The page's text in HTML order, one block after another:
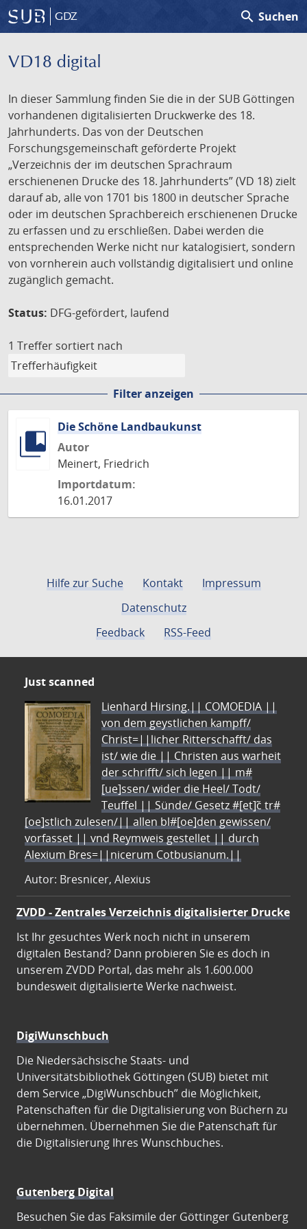
GDZ search Suchen
VD18 digital
In dieser Sammlung finden Sie die in der SUB Göttingen
vorhandenen digitalisierten Druckwerke des 18.
Jahrhunderts. Das von der Deutschen
Forschungsgemeinschaft geförderte Projekt
„Verzeichnis der im deutschen Sprachraum
erschienenen Drucke des 18. Jahrhunderts” (VD 18) zielt
darauf ab, alle von 1701 bis 1800 in deutscher Sprache
oder im deutschen Sprachbereich erschienenen Drucke
zu erfassen und zu erschließen. Dabei werden die
entsprechenden Werke nicht nur katalogisiert, sondern
von vornherein auch vollständig digitalisiert und online
zugänglich gemacht.
Status: DFG-gefördert, laufend
1 Treffer sortiert nach
Filter anzeigen
Die Schöne Landbaukunst
Autor
Meinert, Friedrich
Importdatum:
16.01.2017
Hilfe zur Suche Kontakt
Impressum
Datenschutz
Feedback
RSS-Feed
Just scanned
Lienhard Hirsing.|| COMOEDIA ||
von dem geystlichen kampff/
Christ=||licher Ritterschafft/ das
ist/ wie die || Christen aus warheit
der schrifft/ sich legen || m#
[ue]ssen/ wider die Heel/ Todt/
Teuffel || Sünde/ Gesetz #[et]c̃ tr#
[oe]stlich zulesen/|| allen bl#[oe]den gewissen/
vorfasset || vnd Reymweis gestellet || durch
Alexium Bres=||nicerum Cotbusianum.||
Autor: Bresnicer, Alexius
ZVDD - Zentrales Verzeichnis digitalisierter Drucke
Ist Ihr gesuchtes Werk noch nicht in unserem
digitalen Bestand? Dann probieren Sie es doch in
unserem ZVDD Portal, das mehr als 1.600.000
bundesweit digitalisierte Werke nachweist.
DigiWunschbuch
Die Niedersächsische Staats- und
Universitätsbibliothek Göttingen (SUB) bietet mit
dem Service „DigiWunschbuch” die Möglichkeit,
Patenschaften für die Digitalisierung von Büchern zu
übernehmen. Übernehmen Sie die Patenschaft für
die Digitalisierung Ihres Wunschbuches.
Gutenberg Digital
Besuchen Sie das Faksimile der Göttinger Gutenberg